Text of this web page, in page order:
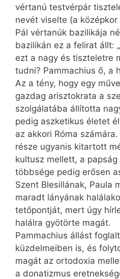
vértanú testvérpár
nevét viselte (a
Pál vértanúk bazilikája
bazilikán ez a felirat állt:
ezt a nagy és tiszteletre
tudni? Pamma­chius ő, a
Az a tény, hogy egy
gazdag arisztokrata a
szolgálatába állította
pedig aszketikus életet
az akkori Róma
része ugyanis kitartott
kultusz mellett, a
többsége pedig erősen
Szent Blesillának, Paula
maradt lányának
tetőpontját, mert úgy
halálra gyötörte magát.
Pammachius állást
küzdelmeiben is, és
magát az ortodoxia
a donatizmus